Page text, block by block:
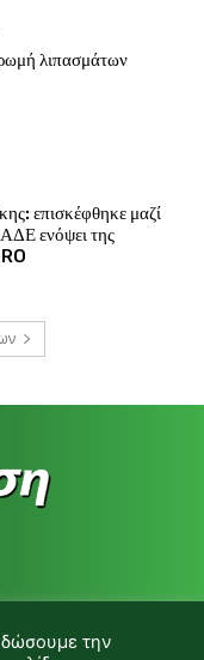
λιπασμάτων
επισκέφθηκε μαζί
ενόψει της
δώσουμε την